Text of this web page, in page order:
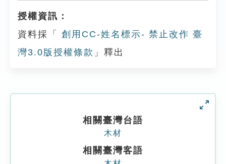
授權資訊：
資料採「
創用CC-姓名標示- 禁止改作 臺
灣3.0版授權條款 」釋出
相關臺灣台語
木材
相關臺灣客語